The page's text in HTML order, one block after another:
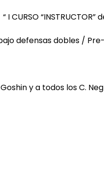
“ I CURSO “INSTRUCTOR”
defensas dobles /
y a todos los C.